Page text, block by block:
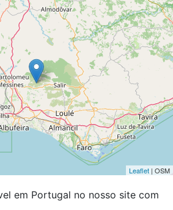
Leaflet | OSM
em Portugal no nosso site com